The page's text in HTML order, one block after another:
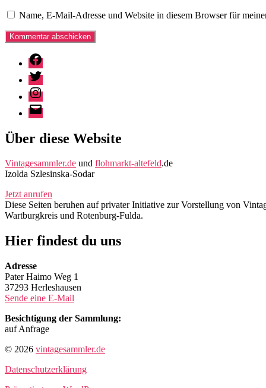
Name, E-Mail-Adresse und Website in diesem Browser für
Facebook
Twitter
Instagram
E-
Mail
Über diese Website
Vintagesammler.de und flohmarkt-altefeld.de
Izolda Szlesinska-Sodar
Jetzt anrufen
Diese Seiten beruhen auf privater Initiative zur Vorstellung von
Wartburgkreis und Rotenburg-Fulda.
Hier findest du uns
Adresse
Pater Haimo Weg 1
37293 Herleshausen
Sende eine E-Mail
Besichtigung der Sammlung:
auf Anfrage
© 2026 vintagesammler.de
Datenschutzerklärung